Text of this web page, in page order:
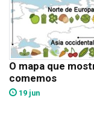
O mapa que
comemos
19 jun